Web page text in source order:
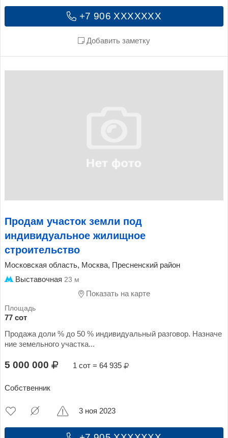
+7 906 XXXXXXX
Добавить заметку
Продам участок земли под
индивидуальное жилищное
строительство
Московская область, Москва, Пресненский район
Выставочная 23 м
Показать на карте
77 сот
Продажа доли % до 50 % индивидуальный разговор. Назначе
ние земельного участка...
5 000 000 1 сот = 64 935
Собственник
3 ноя 2023